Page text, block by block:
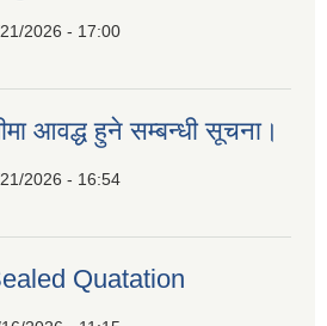
2026 - 17:00
आवद्ध हुने सम्बन्धी सूचना।
2026 - 16:54
Quatation